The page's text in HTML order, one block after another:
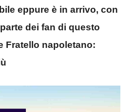
eppure è in arrivo, con
dei fan di questo
Fratello napoletano: